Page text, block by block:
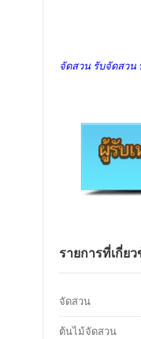
จัดสวน รับจัดสวน
รายการที่เกี่ย
จัดสวน
ต้นไม้จัดสวน